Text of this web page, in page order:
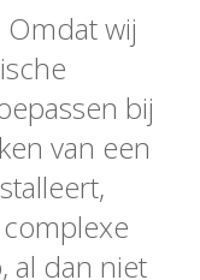
wij
bij
van een
al dan niet